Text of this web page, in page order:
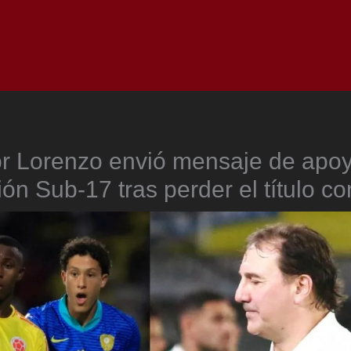
Lorenzo envió mensaje de
Sub-17 tras perder el título